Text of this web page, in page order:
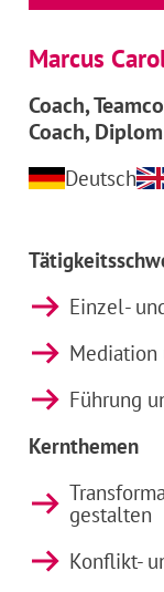
Marcus
Coach,
Coach,
Deutsch
Einzel-
Führung
Kernthemen
gestalten
Konflikt-